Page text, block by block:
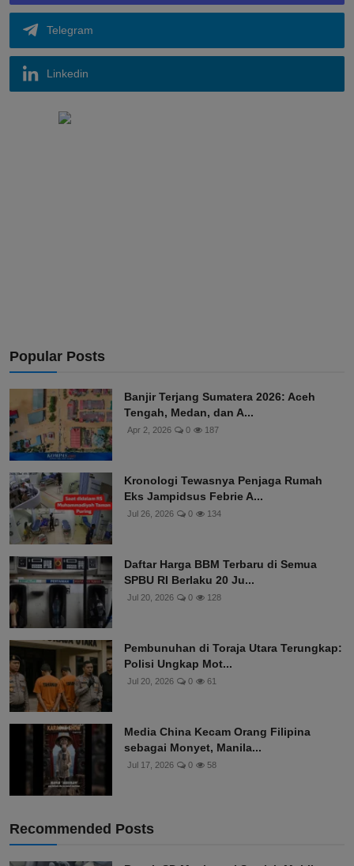
Telegram
Linkedin
Popular Posts
Banjir Terjang Sumatera 2026: Aceh
Tengah, Medan, dan A...
Apr 2, 2026 0 187
Kronologi Tewasnya Penjaga Rumah
Eks Jampidsus Febrie A...
Jul 26, 2026 0 134
Daftar Harga BBM Terbaru di Semua
SPBU RI Berlaku 20 Ju...
Jul 20, 2026 0 128
Pembunuhan di Toraja Utara Terungkap:
Polisi Ungkap Mot...
Jul 20, 2026 0 61
Media China Kecam Orang Filipina
sebagai Monyet, Manila...
Jul 17, 2026 0 58
Recommended Posts